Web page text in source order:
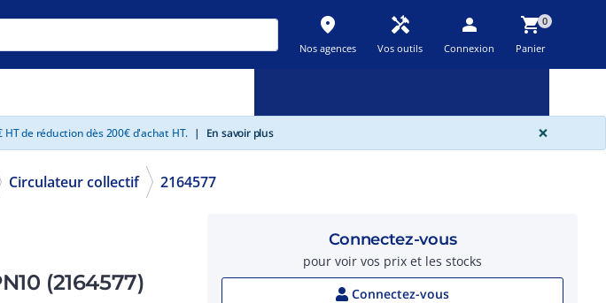
place
Nos agences
handyman
Vos outils
person
Connexion
shopping_cart0
Panier
de réduction dès 200€ d'achat HT. | En savoir plus ×
Circulateur collectif 2164577
(2164577)
Connectez-vous
pour voir vos prix et les stocks
Connectez-vous